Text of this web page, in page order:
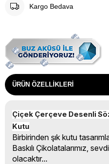
Kargo Bedava
ÜRÜN ÖZELLIKLERI
Çiçek Çerçeve Desenli
Kutu
Birbirinden şık kutu
Baskılı Çikolatalarımız,
olacaktır...